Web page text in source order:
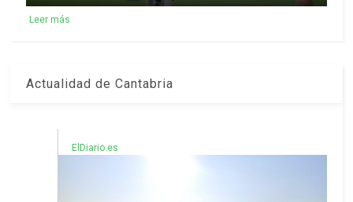
Leer más
Actualidad de Cantabria
ElDiario.es